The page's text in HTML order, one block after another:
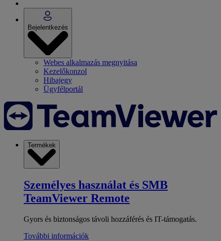
Bejelentkezés
Webes alkalmazás megnyitása
Kezelőkonzol
Hibajegy
Ügyfélportál
Termékek
Személyes használat és SMB
TeamViewer Remote
Gyors és biztonságos távoli hozzáférés és IT-támogatás.
További információk